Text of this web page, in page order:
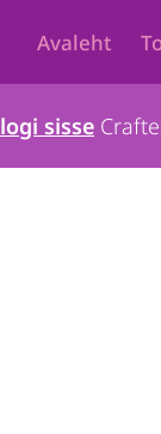
Avaleht
logi sisse